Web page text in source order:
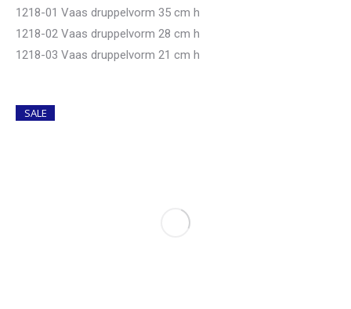
1218-01 Vaas druppelvorm 35 cm h
1218-02 Vaas druppelvorm 28 cm h
1218-03 Vaas druppelvorm 21 cm h
SALE